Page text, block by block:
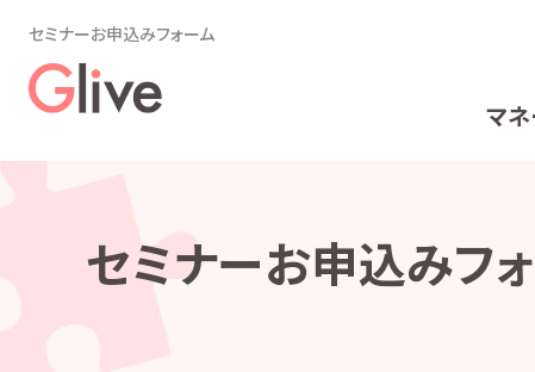
セミナーお申込みフォーム
マネ
セミナーお申込みフ